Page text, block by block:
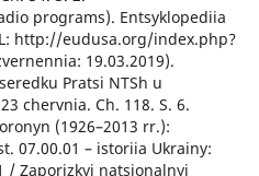
programs). Entsyklopediia
http://eudusa.org/index.php?
19.03.2019).
Pratsi NTSh u
chervnia. Ch. 118. S. 6.
(1926–2013 rr.):
07.00.01 – istoriia Ukrainy:
/ Zaporizkyi natsionalnyi